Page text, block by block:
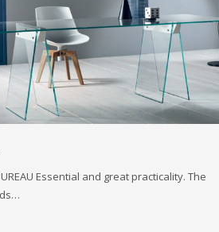
Essential and great practicality. The